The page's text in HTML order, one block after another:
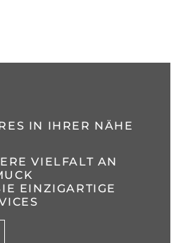
IN IHRER NÄHE
VIELFALT AN
EINZIGARTIGE H